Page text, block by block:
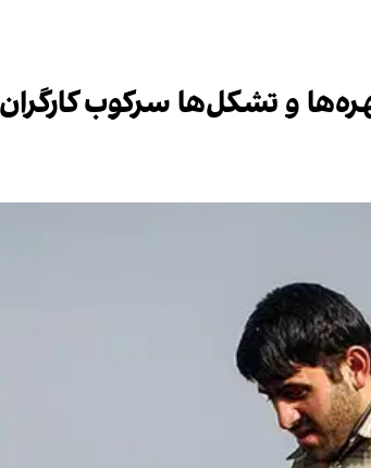
و تشکل‌ها سرکوب